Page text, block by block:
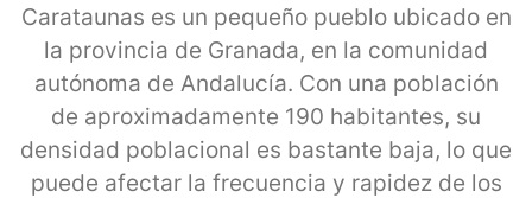
Carataunas es un pequeño pueblo ubicado en
la provincia de Granada, en la comunidad
autónoma de Andalucía. Con una población
de aproximadamente 190 habitantes, su
densidad poblacional es bastante baja, lo que
puede afectar la frecuencia y rapidez de los